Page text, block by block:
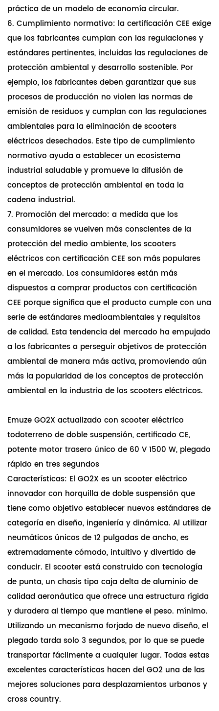
práctica de un modelo de economía circular.
6. Cumplimiento normativo: la certificación CEE exige
que los fabricantes cumplan con las regulaciones y
estándares pertinentes, incluidas las regulaciones de
protección ambiental y desarrollo sostenible. Por
ejemplo, los fabricantes deben garantizar que sus
procesos de producción no violen las normas de
emisión de residuos y cumplan con las regulaciones
ambientales para la eliminación de scooters
eléctricos desechados. Este tipo de cumplimiento
normativo ayuda a establecer un ecosistema
industrial saludable y promueve la difusión de
conceptos de protección ambiental en toda la
cadena industrial.
7. Promoción del mercado: a medida que los
consumidores se vuelven más conscientes de la
protección del medio ambiente, los scooters
eléctricos con certificación CEE son más populares
en el mercado. Los consumidores están más
dispuestos a comprar productos con certificación
CEE porque significa que el producto cumple con una
serie de estándares medioambientales y requisitos
de calidad. Esta tendencia del mercado ha empujado
a los fabricantes a perseguir objetivos de protección
ambiental de manera más activa, promoviendo aún
más la popularidad de los conceptos de protección
ambiental en la industria de los scooters eléctricos.
Emuze GO2X actualizado con scooter eléctrico
todoterreno de doble suspensión, certificado CE,
potente motor trasero único de 60 V 1500 W, plegado
rápido en tres segundos
Características: El GO2X es un scooter eléctrico
innovador con horquilla de doble suspensión que
tiene como objetivo establecer nuevos estándares de
categoría en diseño, ingeniería y dinámica. Al utilizar
neumáticos únicos de 12 pulgadas de ancho, es
extremadamente cómodo, intuitivo y divertido de
conducir. El scooter está construido con tecnología
de punta, un chasis tipo caja delta de aluminio de
calidad aeronáutica que ofrece una estructura rígida
y duradera al tiempo que mantiene el peso. mínimo.
Utilizando un mecanismo forjado de nuevo diseño, el
plegado tarda solo 3 segundos, por lo que se puede
transportar fácilmente a cualquier lugar. Todas estas
excelentes características hacen del GO2 una de las
mejores soluciones para desplazamientos urbanos y
cross country.